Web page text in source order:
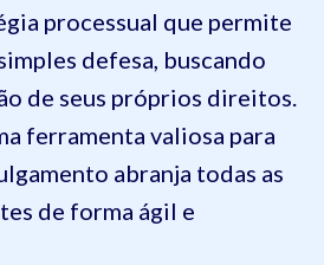
processual que permite
defesa, buscando
de seus próprios direitos.
ferramenta valiosa para
abranja todas as
de forma ágil e